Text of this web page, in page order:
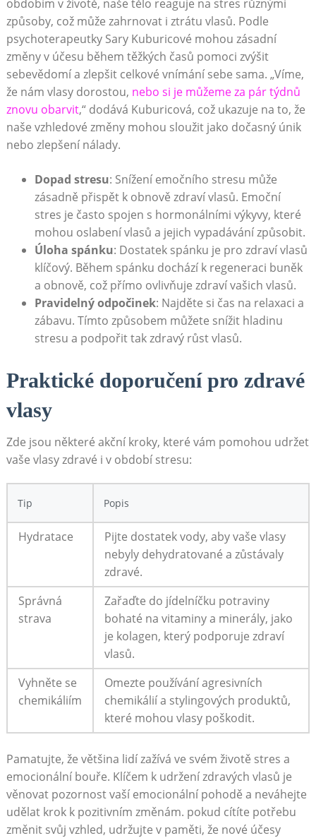
obdobím v životě, naše tělo⁢ reaguje na ‍stres různými
‌způsoby,‍ což může zahrnovat ​i ztrátu vlasů. Podle‍
psychoterapeutky​ Sary Kuburicové mohou zásadní
změny ‌v účesu během těžkých ‌časů ⁢pomoci zvýšit
sebevědomí a zlepšit celkové ⁣vnímání sebe sama.⁢ „Víme,
že⁣ nám vlasy dorostou, nebo si je můžeme za pár týdnů
znovu obarvit,“ dodává Kuburicová,⁤ což ukazuje‍ na to, ‍že
‍naše vzhledové změny‍ mohou sloužit jako dočasný únik
nebo ‍zlepšení nálady.
Dopad stresu: ⁢Snížení emočního⁣ stresu může
zásadně ⁣přispět k‌ obnově ⁣zdraví vlasů. Emoční
stres je často ⁤spojen s hormonálními​ výkyvy, které
mohou oslabení vlasů a⁣ jejich vypadávání‌ způsobit.
Úloha spánku: Dostatek spánku je pro zdraví vlasů
klíčový. ⁤Během⁢ spánku dochází k ​regeneraci ‍buněk ​
a ⁣obnově, což přímo ovlivňuje zdraví vašich vlasů.
Pravidelný odpočinek: Najděte⁢ si ​čas na‌ relaxaci a
⁢zábavu. Tímto⁢ způsobem můžete‍ snížit hladinu
stresu a⁢ podpořit tak⁢ zdravý růst vlasů.
Praktické doporučení pro ⁤zdravé
vlasy
Zde ⁤jsou ‌některé akční kroky, které vám pomohou udržet‌
vaše vlasy ⁣zdravé i v období stresu:
Tip Popis
Hydratace
Pijte dostatek vody, aby⁣ vaše vlasy
nebyly dehydratované‌ a ⁢zůstávaly
zdravé.
Správná
‍strava
Zařaďte ‍do‌ jídelníčku potraviny
bohaté na vitaminy a minerály, jako
‍je kolagen, který podporuje ⁣zdraví
vlasů.
Vyhněte se‍
chemikáliím
Omezte ‍používání agresivních
chemikálií a stylingových⁣ produktů,
které mohou vlasy⁣ poškodit.
Pamatujte, že většina lidí zažívá ve svém‌ životě stres a
emocionální bouře. Klíčem k​ udržení zdravých vlasů je
věnovat pozornost vaší⁤ emocionální ⁤pohodě ​a neváhejte
udělat krok k pozitivním změnám. ‌pokud⁢ cítíte⁢ potřebu⁢
změnit svůj vzhled, udržujte v paměti, že nové ⁢účesy